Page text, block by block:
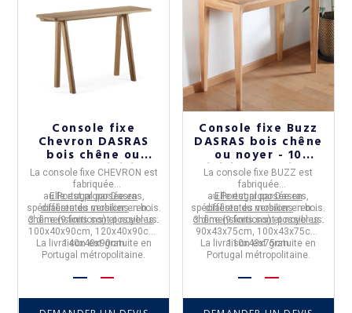
Console fixe
Chevron DASRAS
bois chêne ou
noyer - 10 finitions
3 tailles
La console fixe CHEVRON est
fabriquée
au PortugalparDasras
spécialiste du mobilier en bois.
Elle est proposée en
différentes versions: en
chêne (9 finitions) et noyer us.
3 dimensions sont possibles:
100x40x90cm, 120x40x90cm,
140x40x90cm
La livraison estgratuite en
Portugal métropolitaine.
Console fixe Buzz
DASRAS bois chêne
ou noyer - 10
finitions 3 tailles
La console fixe BUZZ est
fabriquée
au PortugalparDasras
spécialiste du mobilier en bois.
Elle est proposée en
différentes versions: en
chêne (9 finitions) et noyer us.
3 dimensions sont possibles:
90x43x75cm, 100x43x75cm,
110x43x75cm
La livraison estgratuite en
Portugal métropolitaine.